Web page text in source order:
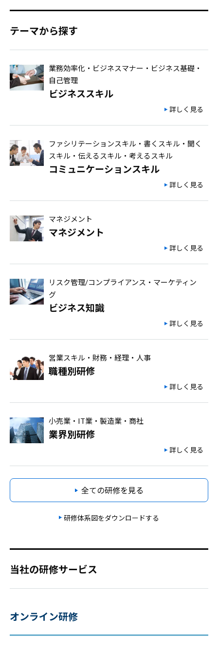
テーマから探す
業務効率化・ビジネスマナー・ビジネス基礎・
自己管理
ビジネススキル
詳しく見る
ファシリテーションスキル・書くスキル・聞く
スキル・伝えるスキル・考えるスキル
コミュニケーションスキル
詳しく見る
マネジメント
マネジメント
詳しく見る
リスク管理/コンプライアンス・マーケティン
グ
ビジネス知識
詳しく見る
営業スキル・財務・経理・人事
職種別研修
詳しく見る
小売業・IT業・製造業・商社
業界別研修
詳しく見る
全ての研修を見る
研修体系図をダウンロードする
当社の研修サービス
オンライン研修